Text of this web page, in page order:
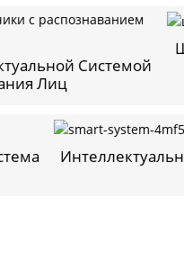
Системой
Лиц